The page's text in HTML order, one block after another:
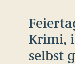
Krimi,
selbst